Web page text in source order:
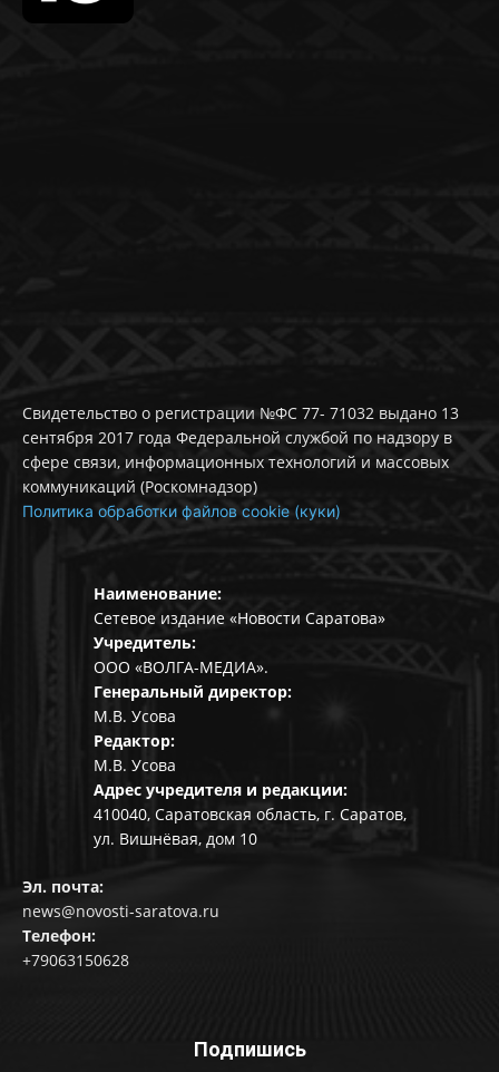
Свидетельство о регистрации №ФС 77- 71032 выдано 13
сентября 2017 года Федеральной службой по надзору в
сфере связи, информационных технологий и массовых
коммуникаций (Роскомнадзор)
Политика обработки файлов cookie (куки)
Наименование:
Сетевое издание «Новости Саратова»
Учредитель:
ООО «ВОЛГА-МЕДИА».
Генеральный директор:
М.В. Усова
Редактор:
М.В. Усова
Адрес учредителя и редакции:
410040, Саратовская область, г. Саратов,
ул. Вишнёвая, дом 10
Эл. почта:
news@novosti-saratova.ru
Телефон:
+79063150628
Подпишись